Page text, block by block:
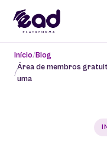
Início Blog
Área de membros
uma